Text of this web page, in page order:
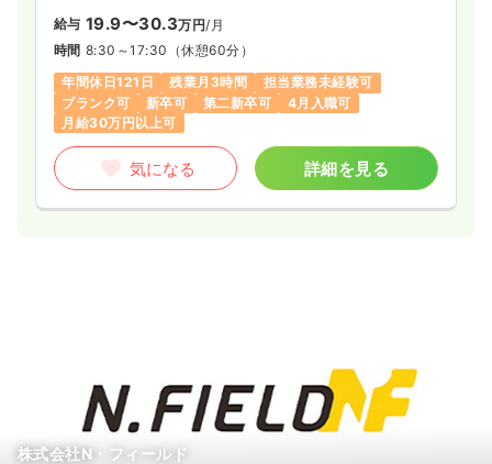
給与 19.9〜30.3万円/月
時間 8:30～17:30 （休憩60分）
年間休日121日
残業月3時間
担当業務未経験可
ブランク可
新卒可 第二新卒可
4月入職可
月給30万円以上可
気になる 詳細を見る
株式会社N・フィールド